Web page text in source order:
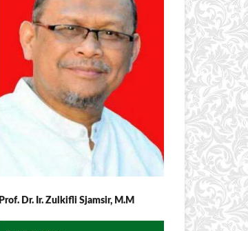
Prof. Dr. Ir. Zulkifli Sjamsir, M.M